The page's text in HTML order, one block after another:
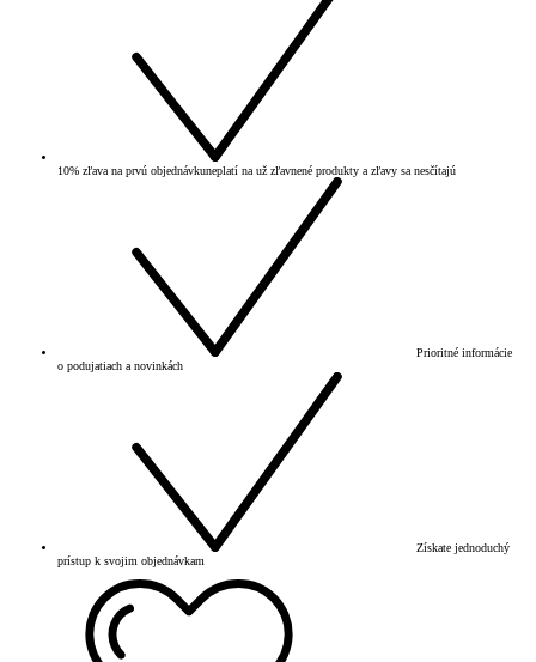
10% zľava na prvú objednávkuneplatí na už zľavnené produkty a zľavy sa nesčítajú
Prioritné informácie
o podujatiach a novinkách
Získate jednoduchý
prístup k svojim objednávkam